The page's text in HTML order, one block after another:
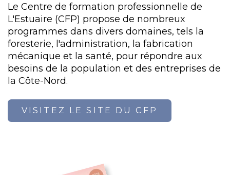
Le Centre de formation professionnelle de
L'Estuaire (CFP) propose de nombreux
programmes dans divers domaines, tels la
foresterie, l'administration, la fabrication
mécanique et la santé, pour répondre aux
besoins de la population et des entreprises de
la Côte-Nord.
VISITEZ LE SITE DU CFP